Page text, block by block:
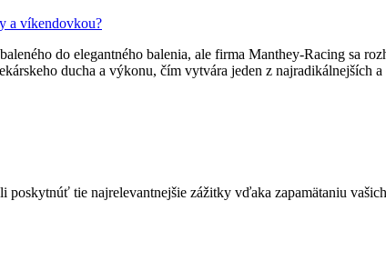
do elegantného balenia, ale firma Manthey-Racing sa
ducha a výkonu, čím vytvára jeden z
tie najrelevantnejšie zážitky vďaka zapamätaniu